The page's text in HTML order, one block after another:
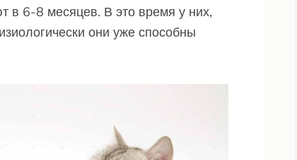
в 6-8 месяцев. В это время у них,
они уже способны